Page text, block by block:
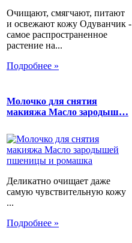
Очищают, смягчают, питают
и освежают кожу Одуванчик -
самое распространенное
растение на...
Подробнее »
Молочко для снятия
макияжа Масло зародыш…
Деликатно очищает даже
самую чувствительную кожу
...
Подробнее »